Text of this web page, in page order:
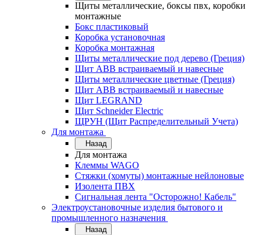
Щиты металлические, боксы пвх, коробки
монтажные
Бокс пластиковый
Коробка установочная
Коробка монтажная
Щиты металлические под дерево (Греция)
Щит ABB встраиваемый и навесные
Щиты металлические цветные (Греция)
Щит ABB встраиваемый и навесные
Щит LEGRAND
Щит Schneider Electric
ЩРУН (Щит Распределительный Учета)
Для монтажа
Назад
Для монтажа
Клеммы WAGO
Стяжки (хомуты) монтажные нейлоновые
Изолента ПВХ
Сигнальная лента "Осторожно! Кабель"
Электроустановочные изделия бытового и
промышленного назначения
Назад